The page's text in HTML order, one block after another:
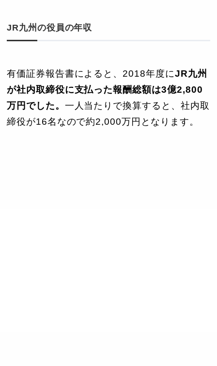
JR九州の役員の年収
有価証券報告書によると、2018年度にJR九州
が社内取締役に支払った報酬総額は3億2,800
万円でした。 一人当たりで換算すると、社内取
締役が16名なので約2,000万円となります。